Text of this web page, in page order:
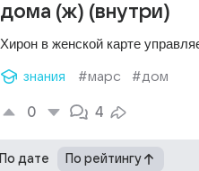
дома (ж) (внутри)
Хирон в женской карте
знания #марс #дом
0 4
По дате По рейтингу